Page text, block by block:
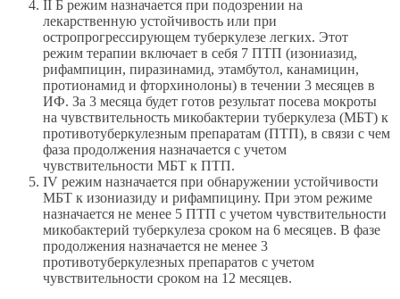
II Б режим назначается при подозрении на
лекарственную устойчивость или при
остропрогрессирующем туберкулезе легких. Этот
режим терапии включает в себя 7 ПТП (изониазид,
рифампицин, пиразинамид, этамбутол, канамицин,
протионамид и фторхинолоны) в течении 3 месяцев в
ИФ. За 3 месяца будет готов результат посева мокроты
на чувствительность микобактерии туберкулеза (МБТ) к
противотуберкулезным препаратам (ПТП), в связи с чем
фаза продолжения назначается с учетом
чувствительности МБТ к ПТП.
IV режим назначается при обнаружении устойчивости
МБТ к изониазиду и рифампицину. При этом режиме
назначается не менее 5 ПТП с учетом чувствительности
микобактерий туберкулеза сроком на 6 месяцев. В фазе
продолжения назначается не менее 3
противотуберкулезных препаратов с учетом
чувствительности сроком на 12 месяцев.